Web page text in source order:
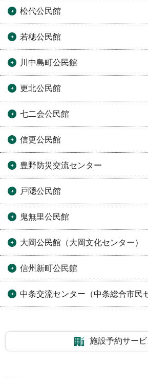
松代公民館
若穂公民館
川中島町公民館
更北公民館
七二会公民館
信更公民館
豊野防災交流センター
戸隠公民館
鬼無里公民館
大岡公民館（大岡文化センター）
信州新町公民館
中条交流センター（中条総合市民
施設予約サービ